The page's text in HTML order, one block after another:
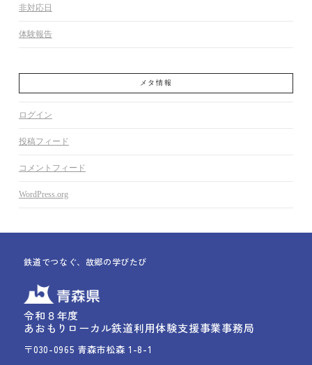
非対応日
体験報告
メタ情報
ログイン
投稿フィード
コメントフィード
WordPress.org
鉄道でつなぐ、故郷の学びたび
令和８年度
あおもりローカル鉄道利用体験支援事業事務局
〒030-0965 青森市松森 1-8-1